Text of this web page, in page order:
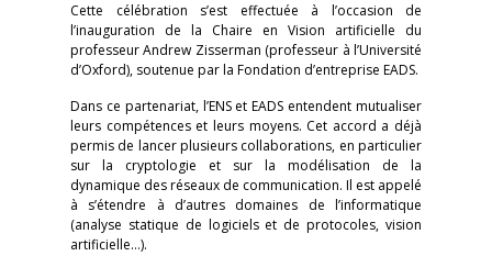
Cette célébration s’est effectuée à l’occasion de
l’inauguration de la Chaire en Vision artificielle du
professeur Andrew Zisserman (professeur à l’Université
d’Oxford), soutenue par la Fondation d’entreprise EADS.
Dans ce partenariat, l’ENS et EADS entendent mutualiser
leurs compétences et leurs moyens. Cet accord a déjà
permis de lancer plusieurs collaborations, en particulier
sur la cryptologie et sur la modélisation de la
dynamique des réseaux de communication. Il est appelé
à s’étendre à d’autres domaines de l’informatique
(analyse statique de logiciels et de protocoles, vision
artificielle…).